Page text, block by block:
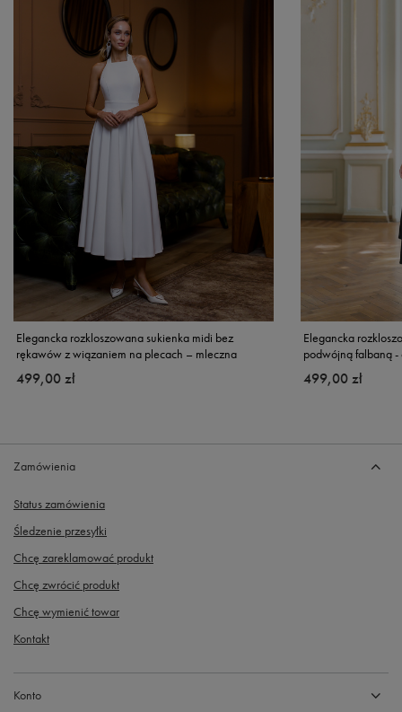
Elegancka rozkloszowana sukienka midi bez
rękawów z wiązaniem na plecach – mleczna
499,00 zł
Elegancka
podwójną falbaną -
499,00 zł
Zamówienia
Status zamówienia
Śledzenie przesyłki
Chcę zareklamować produkt
Chcę zwrócić produkt
Chcę wymienić towar
Kontakt
Konto